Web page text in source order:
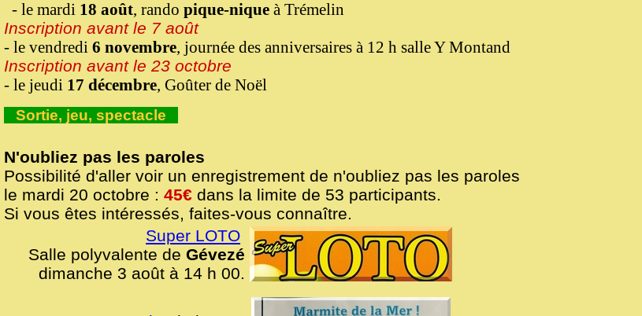
- le mardi 18 août, rando pique-nique à Trémelin
Inscription avant le 7 août
- le vendredi 6 novembre, journée des anniversaires à 12 h salle Y Montand
Inscription avant le 23 octobre
- le jeudi 17 décembre, Goûter de Noël
Sortie, jeu, spectacle
N'oubliez pas les paroles
Possibilité d'aller voir un enregistrement de n'oubliez pas les paroles
le mardi 20 octobre : 45€ dans la limite de 53 participants.
Si vous êtes intéressés, faites-vous connaître.
Super LOTO
Salle polyvalente de Gévezé
dimanche 3 août à 14 h 00.